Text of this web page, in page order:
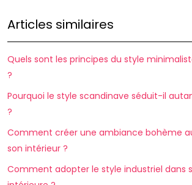
Articles similaires
Quels sont les principes du style
?
Pourquoi le style scandinave séduit-il
?
Comment créer une ambiance bohème
son intérieur ?
Comment adopter le style industriel dans